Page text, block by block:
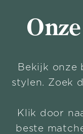
Bekijk onze
stylen. Zoek
Klik door
beste